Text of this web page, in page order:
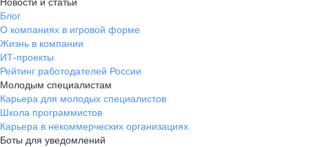
Блог
О компаниях в игровой форме
Жизнь в компании
ИТ-проекты
Рейтинг работодателей России
Молодым специалистам
Карьера для молодых специалистов
Школа программистов
Карьера в некоммерческих организациях
Боты для уведомлений